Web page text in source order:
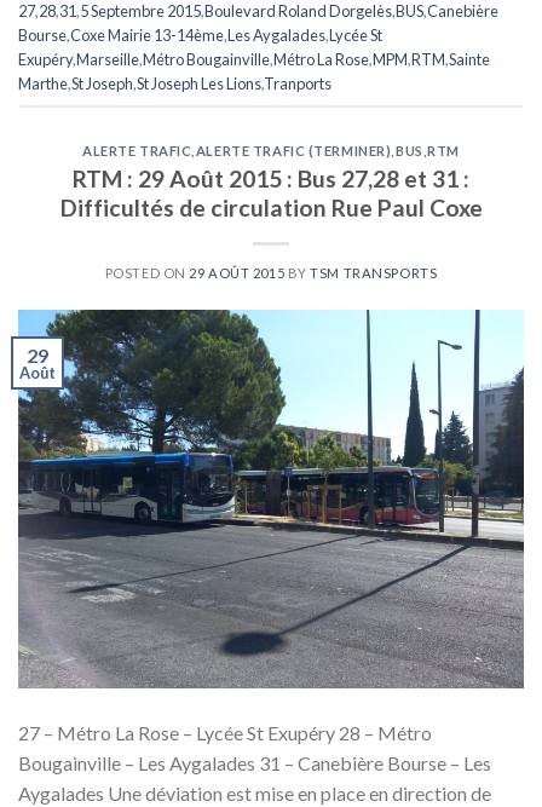
27,28,31,5 Septembre 2015,Boulevard Roland Dorgelès,BUS,Canebière
Bourse,Coxe Mairie 13-14ème,Les Aygalades,Lycée St
Exupéry,Marseille,Métro Bougainville,Métro La Rose,MPM,RTM,Sainte
Marthe,St Joseph,St Joseph Les Lions,Tranports
ALERTE TRAFIC ALERTE TRAFIC (TERMINER) BUS ,RTM
RTM : 29 Août 2015 : Bus 27,28 et 31 :
Difficultés de circulation Rue Paul Coxe
POSTED ON 29 AOÛT 2015 BYTSM TRANSPORTS
29
Août
27 – Métro La Rose – Lycée St Exupéry 28 – Métro
Bougainville – Les Aygalades 31 – Canebière Bourse – Les
Aygalades Une déviation est mise en place en direction de